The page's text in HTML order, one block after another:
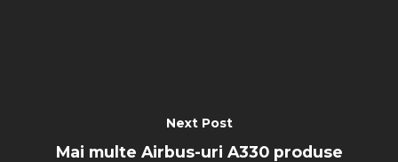
Next Post
Mai multe Airbus-uri A330 produse